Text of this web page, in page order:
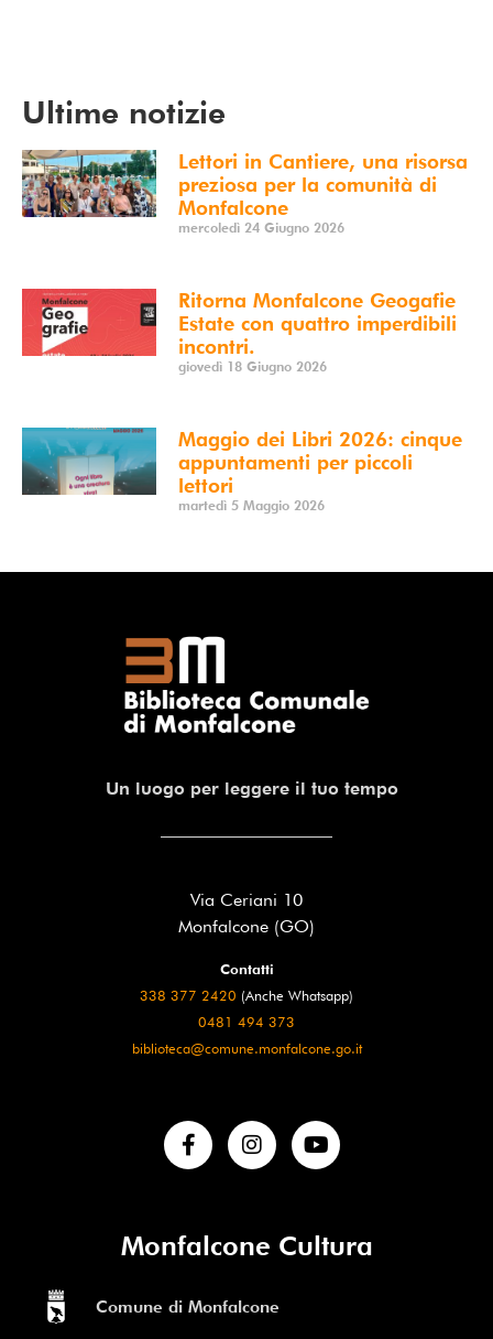
Ultime notizie
Lettori in Cantiere, una risorsa
preziosa per la comunità di
Monfalcone
mercoledì 24 Giugno 2026
Ritorna Monfalcone Geogafie
Estate con quattro imperdibili
incontri.
giovedì 18 Giugno 2026
Maggio dei Libri 2026: cinque
appuntamenti per piccoli
lettori
martedì 5 Maggio 2026
Un luogo per leggere il tuo tempo
Via Ceriani 10
Monfalcone (GO)
Contatti
338 377 2420 (Anche Whatsapp)
0481 494 373
biblioteca@comune.monfalcone.go.it
Monfalcone Cultura
Comune di Monfalcone